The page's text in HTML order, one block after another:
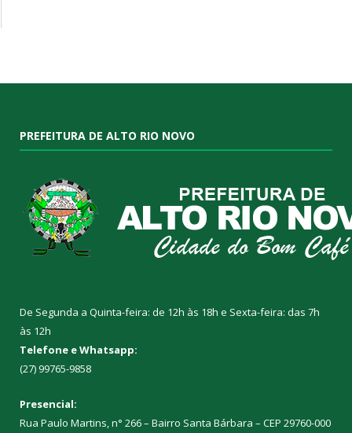
PREFEITURA DE ALTO RIO NOVO
De Segunda a Quinta-feira: de 12h às 18h e Sexta-feira: das 7h
às 12h
Telefone e Whatsapp:
(27) 99765-9858
Presencial:
Rua Paulo Martins, n° 266 – Bairro Santa Bárbara – CEP 29760-000